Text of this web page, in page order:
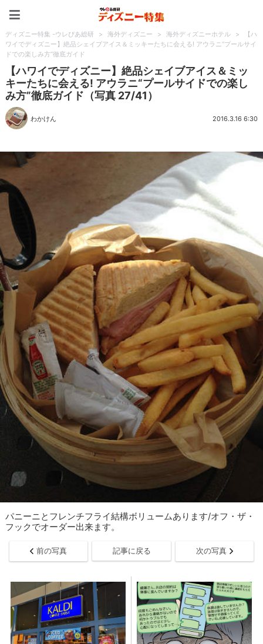
ディズニー特集 -ウレぴあ総研 > 海外ディズニー > 海外ディズニーホテル >
【ハ
ワイでディズニー】絶品シェイブアイス＆ミッキーたちに会える! アウラニ“プールサイ
ドでの楽しみ方”徹底ガイド
【ハワイでディズニー】絶品シェイブアイス＆ミッ
キーたちに会える! アウラニ“プールサイドでの楽し
み方”徹底ガイド（写真 27/41）
わかけん 2016.3.16 6:30
パニーニとフレンチフライ結構ボリュームあります/オフ・ザ・
フックでオーダー出来ます。
前の写真 記事に戻る 次の写真